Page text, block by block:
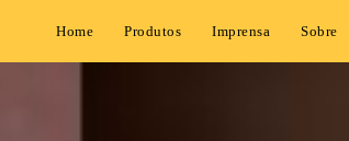
Home Produtos Imprensa Sobre